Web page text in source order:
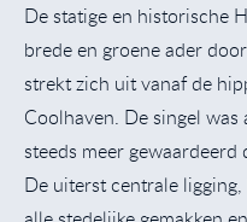
De statige en historische
brede en groene ader
strekt zich uit vanaf de
Coolhaven. De singel
steeds meer
De uiterst centrale